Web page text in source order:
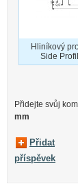
Hliníkový
Side
Přidejte svůj
mm
Přidat
příspěvek